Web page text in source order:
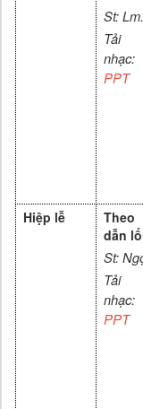
St:
Tải
nhạc:
PPT
Hiệp lễ
dẫn
St:
Tải
nhạc:
PPT